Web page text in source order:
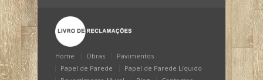
Home Obras
Pavimentos
Papel de Parede
Papel de Parede Líquido